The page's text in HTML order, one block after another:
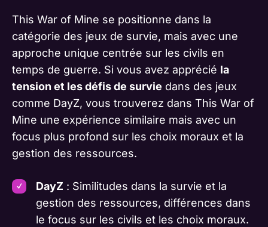
This War of Mine se positionne dans la
catégorie des jeux de survie, mais avec une
approche unique centrée sur les civils en
temps de guerre. Si vous avez apprécié la
tension et les défis de survie dans des jeux
comme DayZ, vous trouverez dans This War of
Mine une expérience similaire mais avec un
focus plus profond sur les choix moraux et la
gestion des ressources.
DayZ : Similitudes dans la survie et la
gestion des ressources, différences dans
le focus sur les civils et les choix moraux.